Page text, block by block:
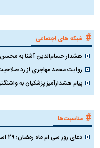
# شبکه های اجتماعی
هشدار حسام‌الدین آشنا به
روایت محمد مهاجری از رد
پیام هشدارآمیز پزشکیان به
# مناسبت‌ها
دعای روز سی ام ماه رمضان؛ ۲۹ اسفند ۱۴۰۴